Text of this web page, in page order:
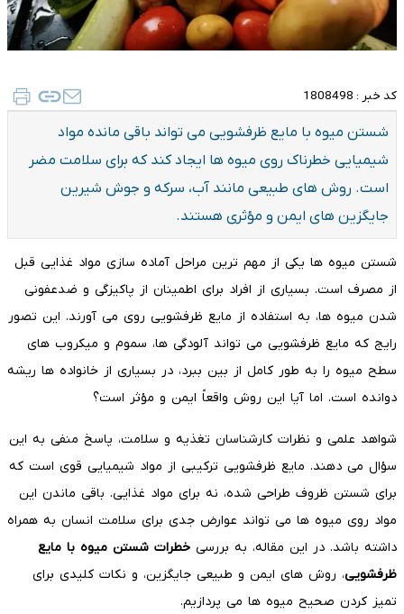
کد خبر : 1808498
شستن میوه با مایع ظرفشویی می تواند باقی مانده مواد
شیمیایی خطرناک روی میوه ها ایجاد کند که برای سلامت مضر
است. روش های طبیعی مانند آب، سرکه و جوش شیرین
جایگزین های ایمن و مؤثری هستند.
شستن میوه ها یکی از مهم ترین مراحل آماده سازی مواد غذایی قبل
از مصرف است. بسیاری از افراد برای اطمینان از پاکیزگی و ضدعفونی
شدن میوه ها، به استفاده از مایع ظرفشویی روی می آورند. این تصور
رایج که مایع ظرفشویی می تواند آلودگی ها، سموم و میکروب های
سطح میوه را به طور کامل از بین ببرد، در بسیاری از خانواده ها ریشه
دوانده است. اما آیا این روش واقعاً ایمن و مؤثر است؟
شواهد علمی و نظرات کارشناسان تغذیه و سلامت، پاسخ منفی به این
سؤال می دهند. مایع ظرفشویی ترکیبی از مواد شیمیایی قوی است که
برای شستن ظروف طراحی شده، نه برای مواد غذایی. باقی ماندن این
مواد روی میوه ها می تواند عوارض جدی برای سلامت انسان به همراه
داشته باشد. در این مقاله، به بررسی خطرات شستن میوه با مایع
ظرفشویی، روش های ایمن و طبیعی جایگزین، و نکات کلیدی برای
تمیز کردن صحیح میوه ها می پردازیم.